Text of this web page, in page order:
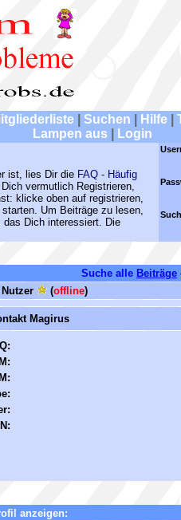
Suchen Hilfe
Lampen aus
Login
ist, lies Dir die FAQ - Häufig
vermutlich Registrieren,
klicke oben auf registrieren,
Um Beiträge zu lesen,
Dich interessiert. Die
Suche alle Beiträge
Nutzer
(offline)
Magirus
anzeigen: